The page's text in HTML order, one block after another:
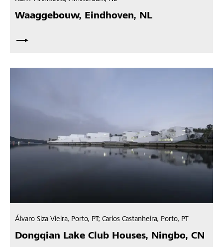
Waaggebouw, Eindhoven, NL
Dongqian Lake Club Houses, Ningbo, CN
Álvaro Siza Vieira, Porto, PT; Carlos Castanheira, Porto, PT